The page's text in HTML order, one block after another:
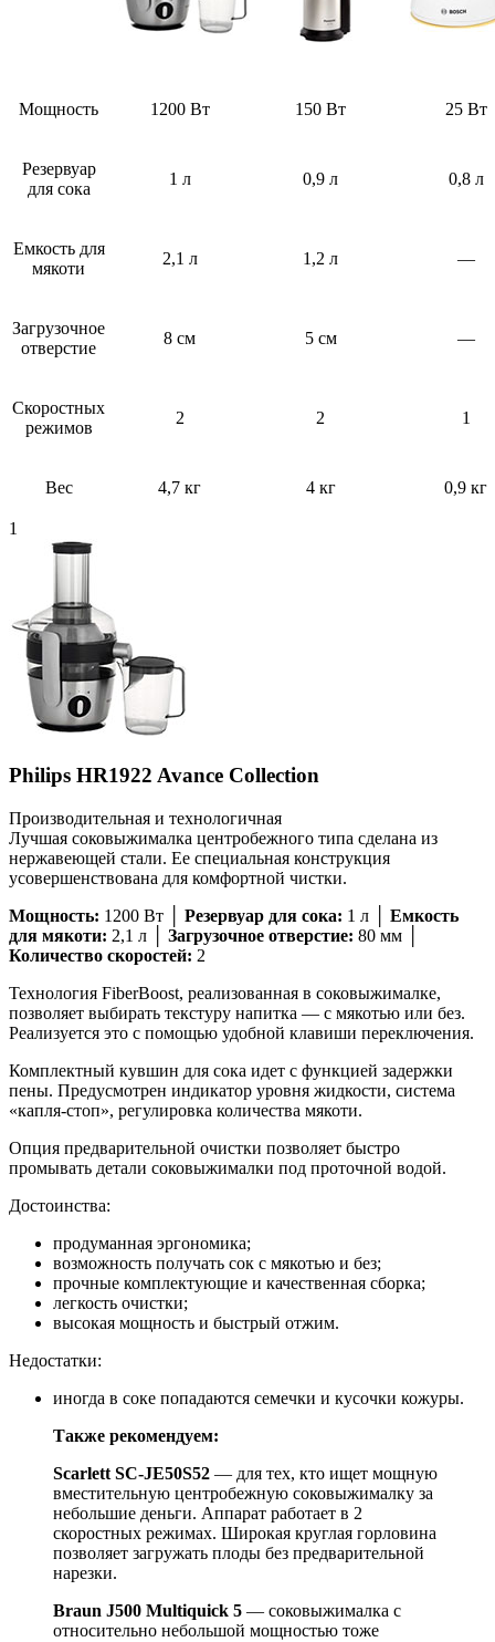
Мощность 1200 Вт 150 Вт 25 Вт
Резервуар
для сока
1 л 0,9 л 0,8 л
Емкость для
мякоти
2,1 л 1,2 л —
Загрузочное
отверстие
8 см 5 см —
Скоростных
режимов
2 2 1
Вес 4,7 кг 4 кг 0,9 кг
1
Philips HR1922 Avance Collection
Производительная и технологичная
Лучшая соковыжималка центробежного типа сделана из
нержавеющей стали. Ее специальная конструкция
усовершенствована для комфортной чистки.
Мощность: 1200 Вт │ Резервуар для сока: 1 л │ Емкость
для мякоти: 2,1 л │ Загрузочное отверстие: 80 мм │
Количество скоростей: 2
Технология FiberBoost, реализованная в соковыжималке,
позволяет выбирать текстуру напитка — с мякотью или без.
Реализуется это с помощью удобной клавиши переключения.
Комплектный кувшин для сока идет с функцией задержки
пены. Предусмотрен индикатор уровня жидкости, система
«капля-стоп», регулировка количества мякоти.
Опция предварительной очистки позволяет быстро
промывать детали соковыжималки под проточной водой.
Достоинства:
продуманная эргономика;
возможность получать сок с мякотью и без;
прочные комплектующие и качественная сборка;
легкость очистки;
высокая мощность и быстрый отжим.
Недостатки:
иногда в соке попадаются семечки и кусочки кожуры.
Также рекомендуем:
Scarlett SC-JE50S52 — для тех, кто ищет мощную
вместительную центробежную соковыжималку за
небольшие деньги. Аппарат работает в 2
скоростных режимах. Широкая круглая горловина
позволяет загружать плоды без предварительной
нарезки.
Braun J500 Multiquick 5 — соковыжималка с
относительно небольшой мощностью тоже